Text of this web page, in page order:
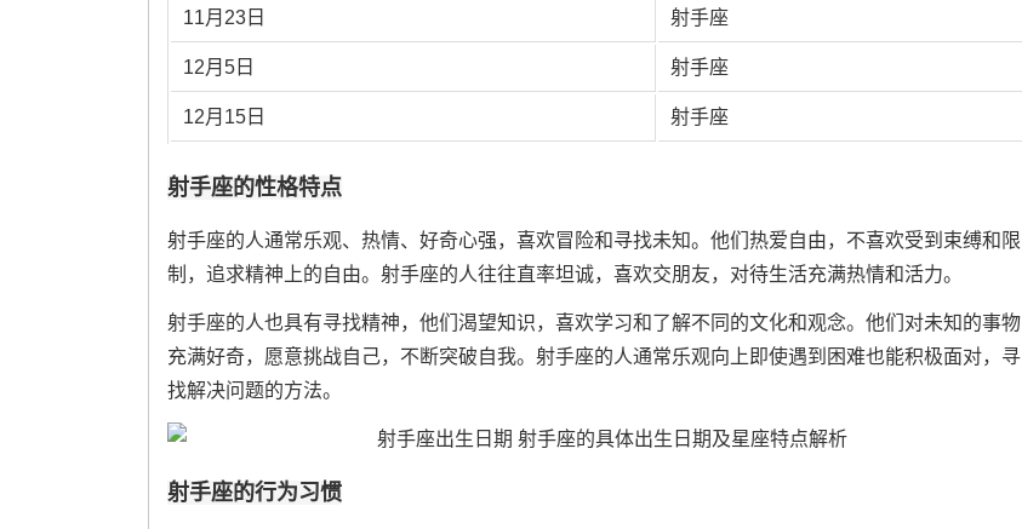
11月23日 射手座
12月5日 射手座
12月15日 射手座
射手座的性格特点
射手座的人通常乐观、热情、好奇心强，喜欢冒险和寻找未知。他们热爱自由，不喜欢受到束缚和限
制，追求精神上的自由。射手座的人往往直率坦诚，喜欢交朋友，对待生活充满热情和活力。
射手座的人也具有寻找精神，他们渴望知识，喜欢学习和了解不同的文化和观念。他们对未知的事物
充满好奇，愿意挑战自己，不断突破自我。射手座的人通常乐观向上即使遇到困难也能积极面对，寻
找解决问题的方法。
射手座的行为习惯